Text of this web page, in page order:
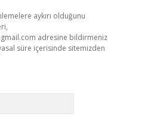
aykırı olduğunu
adresine bildirmeniz
süre içerisinde sitemizden